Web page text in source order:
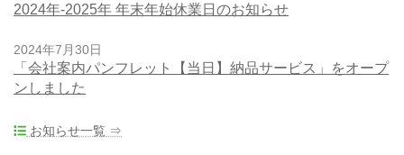
2024年-2025年 年末年始休業日のお知らせ
2024年7月30日
「会社案内パンフレット【当日】納品サービス」をオープ
ンしました
お知らせ一覧 ⇒